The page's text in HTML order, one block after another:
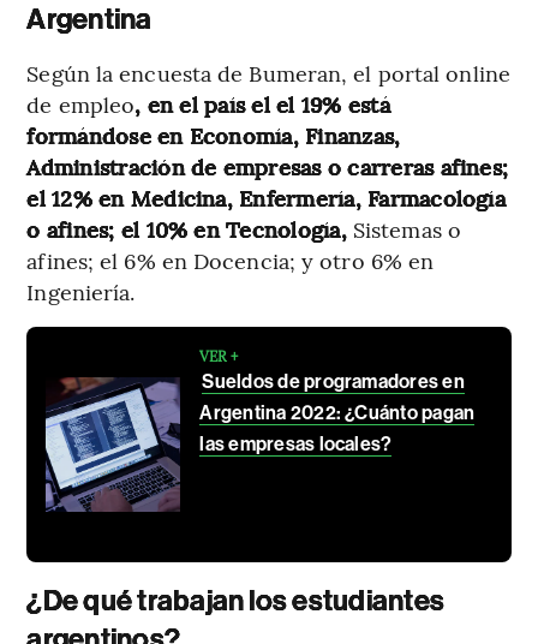
Argentina
Según la encuesta de Bumeran, el portal online
de empleo, en el país el el 19% está
formándose en Economía, Finanzas,
Administración de empresas o carreras afines;
el 12% en Medicina, Enfermería, Farmacología
o afines; el 10% en Tecnología,Sistemas o
afines; el 6% en Docencia; y otro 6% en
Ingeniería.
VER +
Sueldos de programadores en
Argentina 2022: ¿Cuánto pagan
las empresas locales?
¿De qué trabajan los estudiantes